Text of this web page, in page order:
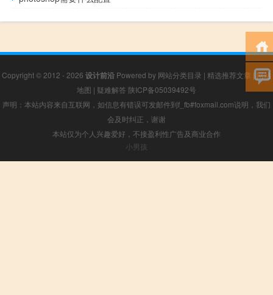
Copyright © 2012 - 2026 设计前沿 Powered by 网站分类目录 | 精选推荐文章 | 网站
地图 | 疑难解答 陕ICP备05039492号
声明：本站内容来自互联网，如信息有错误可发邮件到f_fb#foxmail.com说明，我们
会及时纠正，谢谢
本站仅为个人兴趣爱好，不接盈利性广告及商业合作
小男孩